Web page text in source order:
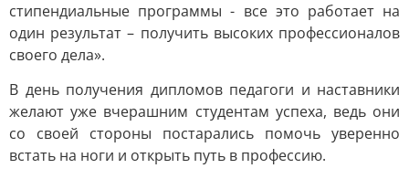
стипендиальные программы - все это работает на
один результат – получить высоких профессионалов
своего дела».
В день получения дипломов педагоги и наставники
желают уже вчерашним студентам успеха, ведь они
со своей стороны постарались помочь уверенно
встать на ноги и открыть путь в профессию.